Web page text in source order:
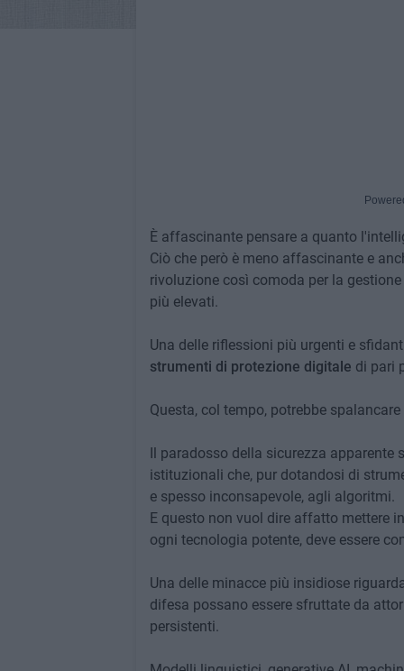
È affascinante pensare a quanto
Ciò che però è meno affascinante e
rivoluzione così comoda per la
più elevati.
Una delle riflessioni più urgenti e
strumenti di protezione digitale di pari
Questa, col tempo, potrebbe
Il paradosso della sicurezza
istituzionali che, pur dotandosi di
e spesso inconsapevole, agli algoritmi.
E questo non vuol dire affatto mettere
ogni tecnologia potente, deve essere
Una delle minacce più insidiose
difesa possano essere sfruttate da
persistenti.